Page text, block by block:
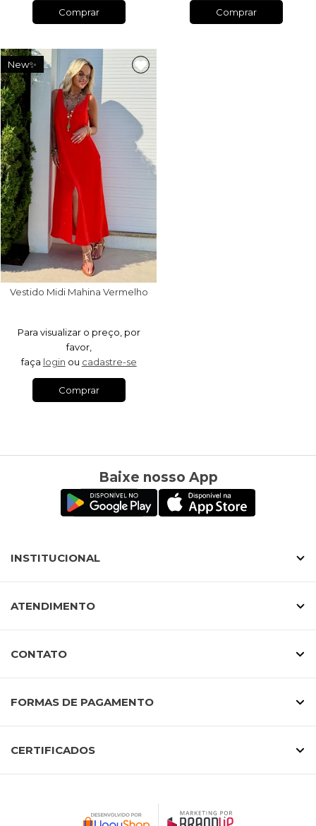
Comprar Comprar
New✨
Vestido Midi Mahina Vermelho
Para visualizar o preço, por
favor,
faça login ou cadastre-se
Comprar
Baixe nosso App
INSTITUCIONAL
ATENDIMENTO
CONTATO
FORMAS DE PAGAMENTO
CERTIFICADOS